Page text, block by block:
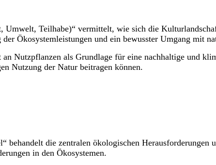
Umwelt, Teilhabe)“ vermittelt, wie sich die
Ökosystemleistungen und ein bewusster Umgang mit
Nutzpflanzen als Grundlage für eine nachhaltige und
Nutzung der Natur beitragen können.
die zentralen ökologischen
in den Ökosystemen.